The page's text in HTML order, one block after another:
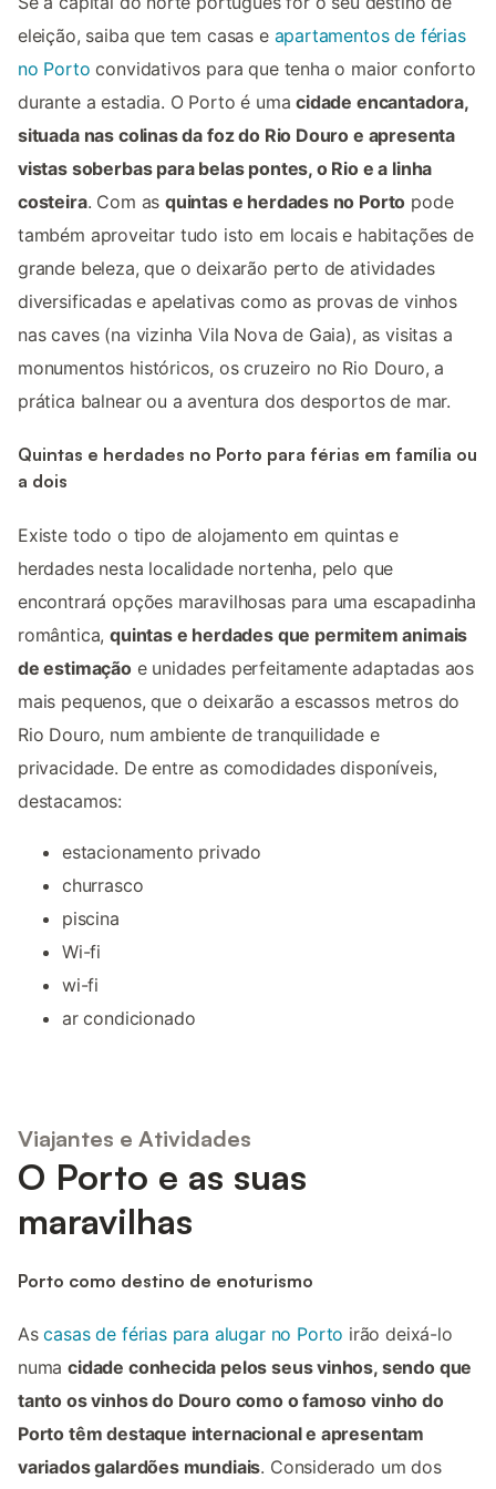
eleição, saiba que tem casas e apartamentos de férias
no Porto convidativos para que tenha o maior conforto
durante a estadia. O Porto é umacidade encantadora,
situada nas colinas da foz do Rio Douro e apresenta
vistas soberbas para belas pontes, o Rio e a linha
costeira. Com asquintas e herdades no Porto pode
também aproveitar tudo isto em locais e habitações de
grande beleza, que o deixarão perto de atividades
diversificadas e apelativas como as provas de vinhos
nas caves (na vizinha Vila Nova de Gaia), as visitas a
monumentos históricos, os cruzeiro no Rio Douro, a
prática balnear ou a aventura dos desportos de mar.
Quintas e herdades no Porto para férias em família ou
a dois
Existe todo o tipo de alojamento em quintas e
herdades nesta localidade nortenha, pelo que
encontrará opções maravilhosas para uma escapadinha
romântica,quintas e herdades que permitem animais
de estimaçãoe unidades perfeitamente adaptadas aos
mais pequenos, que o deixarão a escassos metros do
Rio Douro, num ambiente de tranquilidade e
privacidade. De entre as comodidades disponíveis,
destacamos:
estacionamento privado
churrasco
piscina
Wi-fi
wi-fi
ar condicionado
Viajantes e Atividades
O Porto e as suas
maravilhas
Porto como destino de enoturismo
Ascasas de férias para alugar no Porto irão deixá-lo
numacidade conhecida pelos seus vinhos, sendo que
tanto os vinhos do Douro como o famoso vinho do
Porto têm destaque internacional e apresentam
variados galardões mundiais. Considerado um dos